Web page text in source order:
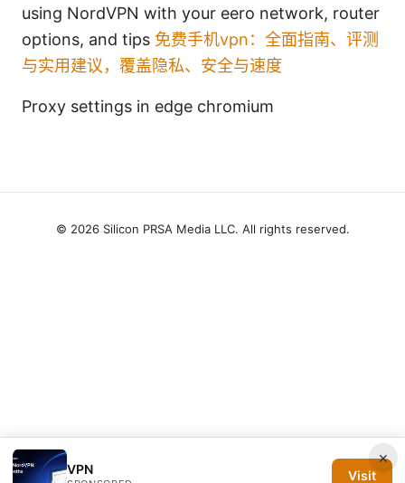
using NordVPN with your eero network, router
options, and tips 免费手机vpn：全面指南、评测
与实用建议，覆盖隐私、安全与速度
Proxy settings in edge chromium
×
VPN Visit
© 2026 Silicon PRSA Media LLC. All rights reserved.